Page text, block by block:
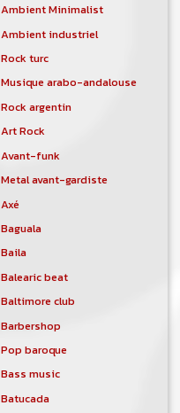
Ambient Minimalist
Ambient industriel
Rock turc
Musique arabo-andalouse
Rock argentin
Art Rock
Avant-funk
Metal avant-gardiste
Axé
Baguala
Baila
Balearic beat
Baltimore club
Barbershop
Pop baroque
Bass music
Batucada